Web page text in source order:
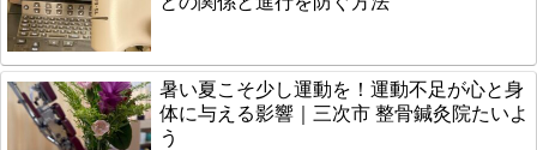
暑い夏こそ少し運動を！運動不足が心と身
体に与える影響｜三次市 整骨鍼灸院たいよ
う